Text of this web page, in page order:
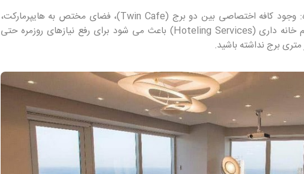
وجود کافه اختصاصی بین دو برج (Twin Cafe)، فضای مختص به هایپرمارکت،
سالن های جیم و فیتنس، و تیم خانه داری (Hoteling Services) باعث می شود برای رفع نیازهای روزمره حتی